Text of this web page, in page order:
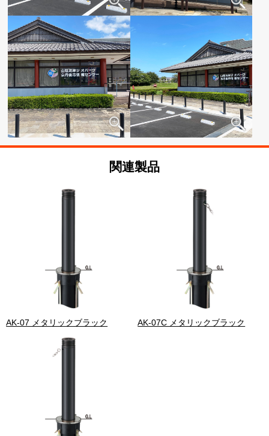
関連製品
AK-07 メタリックブラック AK-07C メタリックブラック